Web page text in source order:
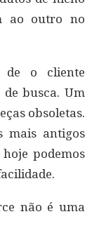
ao outro no
de o cliente
busca. Um
obsoletas.
mais antigos
podemos
não é uma